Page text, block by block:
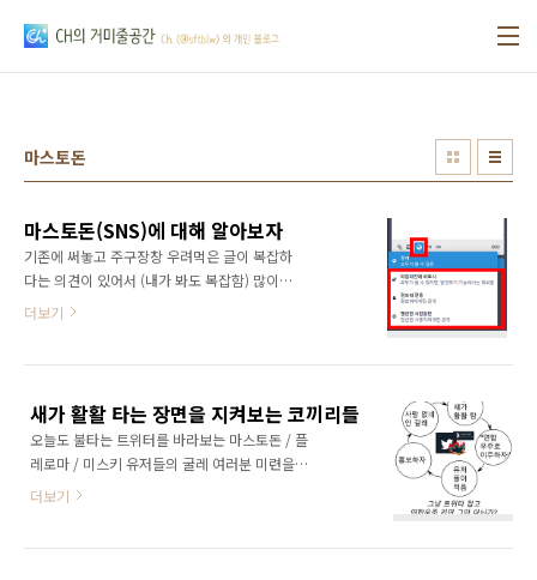
마스토돈
마스토돈(SNS)에 대해 알아보자
기존에 써놓고 주구장창 우려먹은 글이 복잡하
다는 의견이 있어서 (내가 봐도 복잡함) 많이들
궁금해하시는 거 위주로 간단한 버전을 써볼까
SNS 서버들을 말하기도 함 TMI인데 멸종한 코
끼리 이름이고 이 이름의 밴드도 있음 왜함 트위
터 유저들이 트위터 하는 데 이유가 있음? 님들
도 지박령이잖슴. 나도 여기 지박령임 뭐가 특별
게 자유로움. 실제로 내 계정은 거의 나 혼자 쓰
더보기
새가 활활 타는 장면을 지켜보는 코끼리들
오늘도 불타는 트위터를 바라보는 마스토돈 / 플
레로마 / 미스키 유저들의 굴레 여러분 미련을
버리세요 쟤들 아무리 활활 타도 오라고 해도 안
더보기